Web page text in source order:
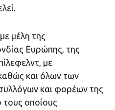
μέλη της
Ευρώπης, της
με
και όλων των
και φορέων της
τους οποίους